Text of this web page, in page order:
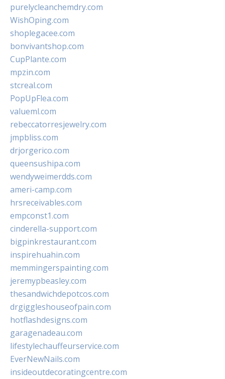
purelycleanchemdry.com
WishOping.com
shoplegacee.com
bonvivantshop.com
CupPlante.com
mpzin.com
stcreal.com
PopUpFlea.com
valueml.com
rebeccatorresjewelry.com
jmpbliss.com
drjorgerico.com
queensushipa.com
wendyweimerdds.com
ameri-camp.com
hrsreceivables.com
empconst1.com
cinderella-support.com
bigpinkrestaurant.com
inspirehuahin.com
memmingerspainting.com
jeremypbeasley.com
thesandwichdepotcos.com
drgiggleshouseofpain.com
hotflashdesigns.com
garagenadeau.com
lifestylechauffeurservice.com
EverNewNails.com
insideoutdecoratingcentre.com